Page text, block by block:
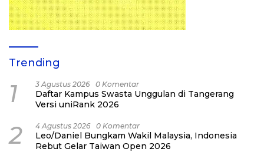
Trending
1 3 Agustus 2026 0 Komentar
Daftar Kampus Swasta Unggulan di Tangerang
Versi uniRank 2026
2 4 Agustus 2026 0 Komentar
Leo/Daniel Bungkam Wakil Malaysia, Indonesia
Rebut Gelar Taiwan Open 2026